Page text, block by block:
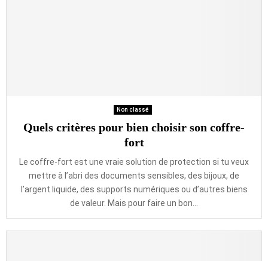
Non classé
Quels critères pour bien choisir son coffre-
fort
Le coffre-fort est une vraie solution de protection si tu veux
mettre à l’abri des documents sensibles, des bijoux, de
l’argent liquide, des supports numériques ou d’autres biens
de valeur. Mais pour faire un bon...